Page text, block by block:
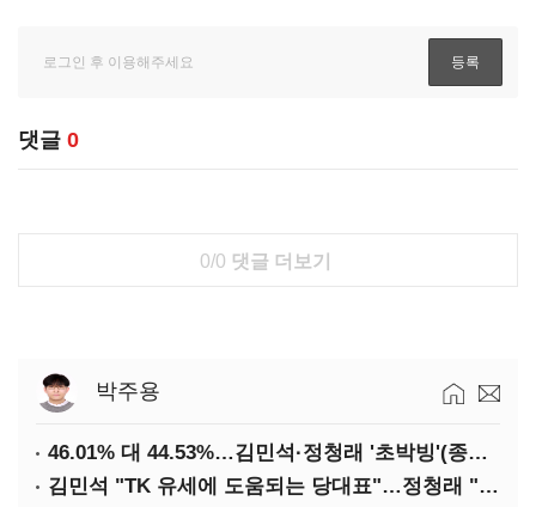
댓글 0
0/0 댓글 더보기
박주용
46.01% 대 44.53%…김민석·정청래 '초박빙'(종합 2보)
김민석 "TK 유세에 도움되는 당대표"…정청래 "벌써 대표된 양 당직 배분"